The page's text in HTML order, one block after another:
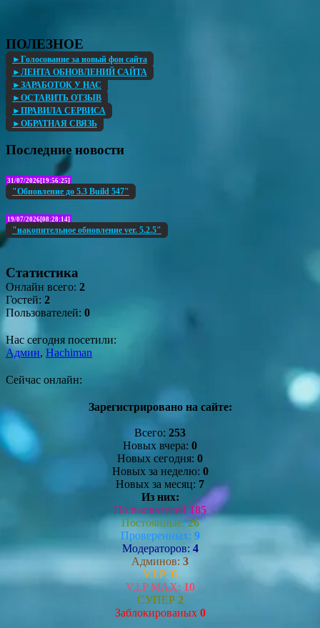
ПОЛЕЗНОЕ
►Голосование за новый фон сайта
►ЛЕНТА ОБНОВЛЕНИЙ САЙТА
►ЗАРАБОТОК У НАС
►ОСТАВИТЬ ОТЗЫВ
►ПРАВИЛА СЕРВИСА
►ОБРАТНАЯ СВЯЗЬ
Последние новости
31/07/2026[19:56:25]
"Обновление до 5.3 Build 547"
19/07/2026[08:28:14]
"накопительное обновление ver. 5.2.5"
Статистика
Онлайн всего: 2
Гостей: 2
Пользователей: 0
Нас сегодня посетили:
Админ, Hachiman
Сейчас онлайн:
Зарегистрировано на сайте:
Всего: 253
Новых вчера: 0
Новых сегодня: 0
Новых за неделю: 0
Новых за месяц: 7
Из них:
Пользователей185
Постоянные:26
Проверенных: 9
Модераторов: 4
Админов: 3
V.I.P: 6
V.I.P MAX: 10
СУПЕР 2
Заблокированых 0